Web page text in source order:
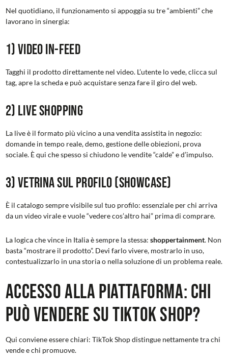
Nel quotidiano, il funzionamento si appoggia su tre “ambienti” che
lavorano in sinergia:
1) Video In-Feed
Tagghi il prodotto direttamente nel video. L’utente lo vede, clicca sul
tag, apre la scheda e può acquistare senza fare il giro del web.
2) Live Shopping
La live è il formato più vicino a una vendita assistita in negozio:
domande in tempo reale, demo, gestione delle obiezioni, prova
sociale. È qui che spesso si chiudono le vendite “calde” e d’impulso.
3) Vetrina sul profilo (Showcase)
È il catalogo sempre visibile sul tuo profilo: essenziale per chi arriva
da un video virale e vuole “vedere cos’altro hai” prima di comprare.
La logica che vince in Italia è sempre la stessa: shoppertainment. Non
basta “mostrare il prodotto”. Devi farlo vivere, mostrarlo in uso,
contestualizzarlo in una storia o nella soluzione di un problema reale.
Accesso alla piattaforma: Chi
può vendere su TikTok Shop?
Qui conviene essere chiari: TikTok Shop distingue nettamente tra chi
vende e chi promuove.